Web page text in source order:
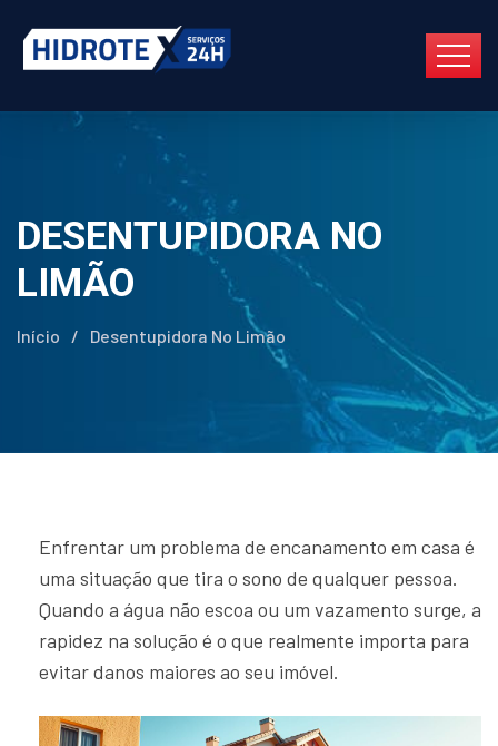
DESENTUPIDORA NO
LIMÃO
Início / Desentupidora No Limão
Enfrentar um problema de encanamento em casa é
uma situação que tira o sono de qualquer pessoa.
Quando a água não escoa ou um vazamento surge, a
rapidez na solução é o que realmente importa para
evitar danos maiores ao seu imóvel.